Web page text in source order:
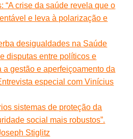
“A crise da saúde revela que o
e leva à polarização e
desigualdades na Saúde
disputas entre políticos e
a gestão e aperfeiçoamento da
especial com Vinícius
sistemas de proteção da
social mais robustos”.
Stiglitz